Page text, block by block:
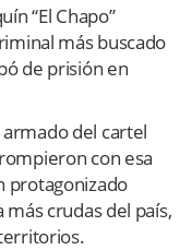
“El Chapo”
más buscado
de prisión en
del cartel
con esa
protagonizado
más crudas del país,